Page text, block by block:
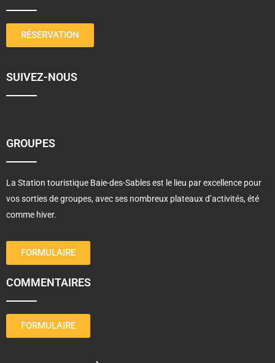
RÉSERVATION
SUIVEZ-NOUS
GROUPES
La Station touristique Baie-des-Sables est le lieu par excellence pour
vos sorties de groupes, avec ses nombreux plateaux d’activités, été
comme hiver.
FORMULAIRE
COMMENTAIRES
FORMULAIRE